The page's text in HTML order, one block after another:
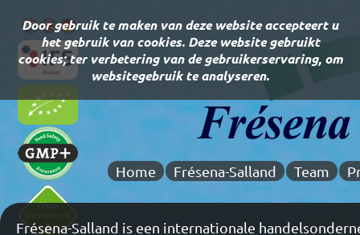
Door gebruik te maken van deze website accepteert u
het gebruik van cookies. Deze website gebruikt
cookies; ter verbetering van de gebruikerservaring, om
websitegebruik te analyseren.
Home Frésena-Salland Team
Frésena-Salland is een internationale